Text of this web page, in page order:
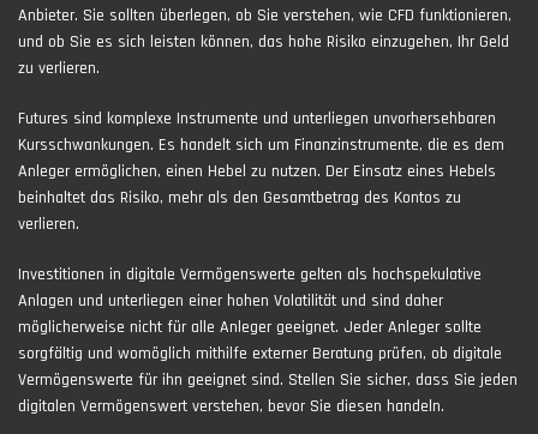
Anbieter. Sie sollten überlegen, ob Sie verstehen, wie CFD funktionieren,
und ob Sie es sich leisten können, das hohe Risiko einzugehen, Ihr Geld
zu verlieren.
Futures sind komplexe Instrumente und unterliegen unvorhersehbaren
Kursschwankungen. Es handelt sich um Finanzinstrumente, die es dem
Anleger ermöglichen, einen Hebel zu nutzen. Der Einsatz eines Hebels
beinhaltet das Risiko, mehr als den Gesamtbetrag des Kontos zu
verlieren.
Investitionen in digitale Vermögenswerte gelten als hochspekulative
Anlagen und unterliegen einer hohen Volatilität und sind daher
möglicherweise nicht für alle Anleger geeignet. Jeder Anleger sollte
sorgfältig und womöglich mithilfe externer Beratung prüfen, ob digitale
Vermögenswerte für ihn geeignet sind. Stellen Sie sicher, dass Sie jeden
digitalen Vermögenswert verstehen, bevor Sie diesen handeln.